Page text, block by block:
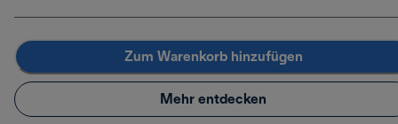
Zum Warenkorb hinzufügen
Mehr entdecken